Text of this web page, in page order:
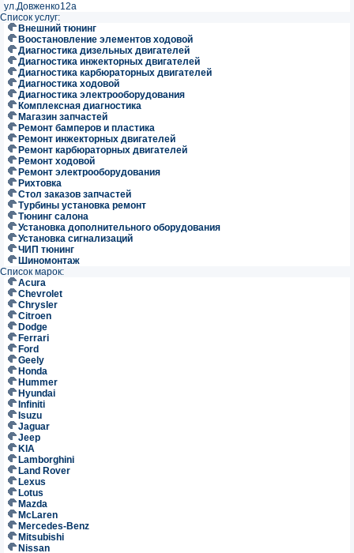
ул.Довженко12а
Список услуг:
Внешний тюнинг
Воостановление элементов ходовой
Диагностика дизельных двигателей
Диагностика инжекторных двигателей
Диагностика карбюраторных двигателей
Диагностика ходовой
Диагностика электрооборудования
Комплексная диагностика
Магазин запчастей
Ремонт бамперов и пластика
Ремонт инжекторных двигателей
Ремонт карбюраторных двигателей
Ремонт ходовой
Ремонт электрооборудования
Рихтовка
Стол заказов запчастей
Турбины установка ремонт
Тюнинг салона
Установка дополнительного оборудования
Установка сигнализаций
ЧИП тюнинг
Шиномонтаж
Список марок:
Acura
Chevrolet
Chrysler
Citroen
Dodge
Ferrari
Ford
Geely
Honda
Hummer
Hyundai
Infiniti
Isuzu
Jaguar
Jeep
KIA
Lamborghini
Land Rover
Lexus
Lotus
Mazda
McLaren
Mercedes-Benz
Mitsubishi
Nissan